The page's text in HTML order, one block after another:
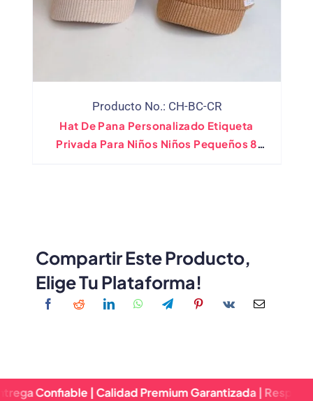
Producto No.: CH-BC-CR
Hat De Pana Personalizado Etiqueta
Privada Para Niños Niños Pequeños 8
Compartir Este Producto,
Elige Tu Plataforma!
| Calidad Premium Garantizada | Respuesta